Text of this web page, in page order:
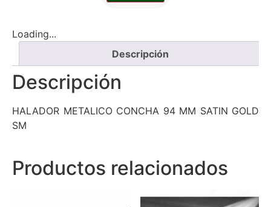
Loading...
Descripción
Descripción
HALADOR METALICO CONCHA 94 MM SATIN GOLD
SM
Productos relacionados